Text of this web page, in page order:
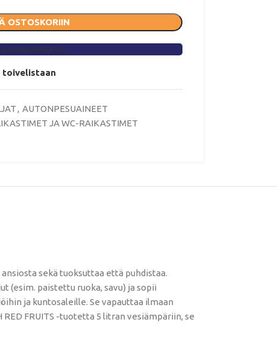
OSTOSKORIIN
LAINAHAKEMUS
toivelistaan
, AUTONPESUAINEET
JA WC-RAIKASTIMET
sekä tuoksuttaa että puhdistaa.
(esim. paistettu ruoka, savu) ja sopii
ja kuntosaleille. Se vapauttaa ilmaan
RED FRUITS -tuotetta 5 litran vesiämpäriin, se